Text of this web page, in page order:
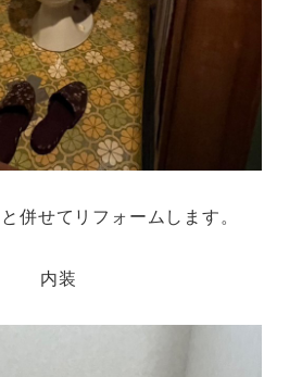
併せてリフォームします。
内装